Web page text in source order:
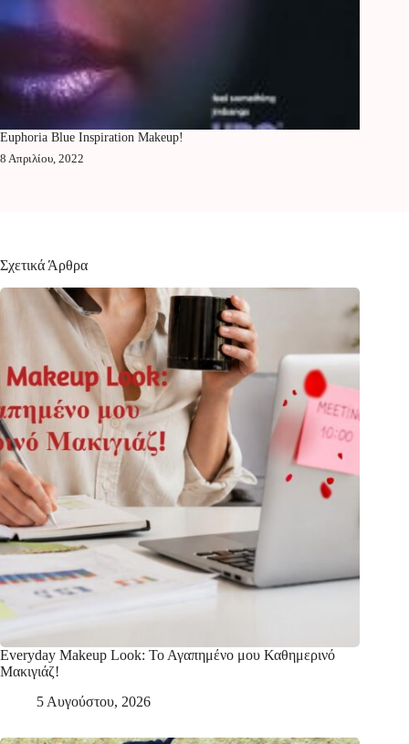
Euphoria Blue Inspiration Makeup!
8 Απριλίου, 2022
Σχετικά Άρθρα
Everyday Makeup Look: Το Αγαπημένο μου Καθημερινό
Μακιγιάζ!
5 Αυγούστου, 2026